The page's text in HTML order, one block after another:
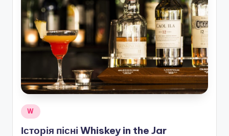
Опубліковано
W
Історія пісні Whiskey in the Jar